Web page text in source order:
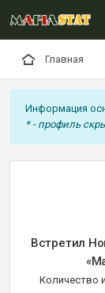
Главная
Информация
* - профиль
Встретил
Количество